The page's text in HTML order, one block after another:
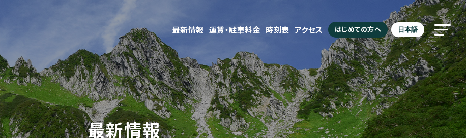
最新情報 運賃・駐車料金 時刻表 アクセス はじめての方へ 日本語
最新情報